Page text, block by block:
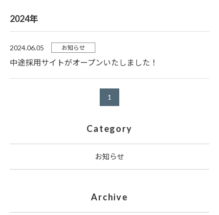
2024年
2024.06.05 お知らせ
中途採用サイトがオープンいたしました！
1
Category
お知らせ
Archive